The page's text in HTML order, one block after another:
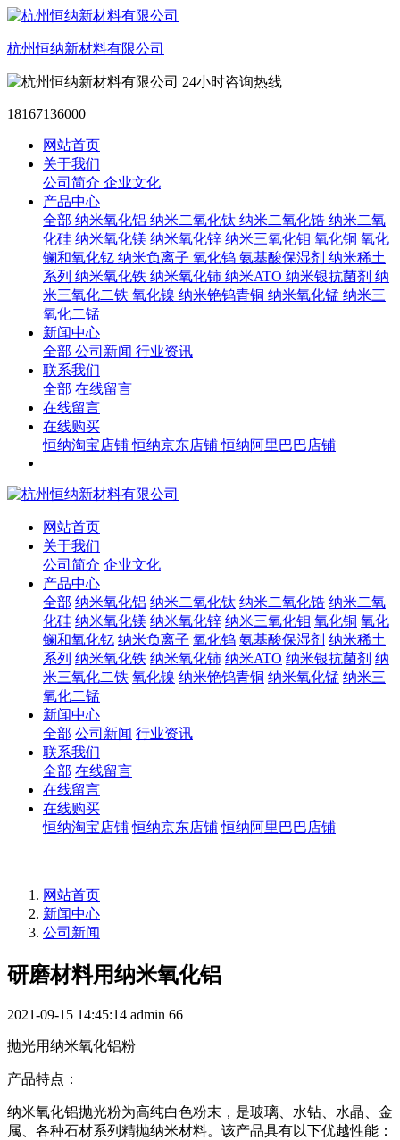
杭州恒纳新材料有限公司
24小时咨询热线
18167136000
网站首页
关于我们
公司简介 企业文化
产品中心
全部 纳米氧化铝 纳米二氧化钛 纳米二氧化锆 纳米二氧
化硅 纳米氧化镁 纳米氧化锌 纳米三氧化钼 氧化铜 氧化
镧和氧化钇 纳米负离子 氧化钨 氨基酸保湿剂 纳米稀土
系列 纳米氧化铁 纳米氧化铈 纳米ATO 纳米银抗菌剂 纳
米三氧化二铁 氧化镍 纳米铯钨青铜 纳米氧化锰 纳米三
氧化二锰
新闻中心
全部 公司新闻 行业资讯
联系我们
全部 在线留言
在线留言
在线购买
恒纳淘宝店铺 恒纳京东店铺 恒纳阿里巴巴店铺
网站首页
关于我们
公司简介 企业文化
产品中心
全部 纳米氧化铝 纳米二氧化钛 纳米二氧化锆 纳米二氧
化硅 纳米氧化镁 纳米氧化锌 纳米三氧化钼 氧化铜 氧化
镧和氧化钇 纳米负离子 氧化钨 氨基酸保湿剂 纳米稀土
系列 纳米氧化铁 纳米氧化铈 纳米ATO 纳米银抗菌剂 纳
米三氧化二铁 氧化镍 纳米铯钨青铜 纳米氧化锰 纳米三
氧化二锰
新闻中心
全部 公司新闻 行业资讯
联系我们
全部 在线留言
在线留言
在线购买
恒纳淘宝店铺 恒纳京东店铺 恒纳阿里巴巴店铺
网站首页
新闻中心
公司新闻
研磨材料用纳米氧化铝
2021-09-15 14:45:14 admin 66
抛光用纳米氧化铝粉
产品特点：
纳米氧化铝抛光粉为高纯白色粉末，是玻璃、水钻、水晶、金
属、各种石材系列精抛纳米材料。该产品具有以下优越性能：